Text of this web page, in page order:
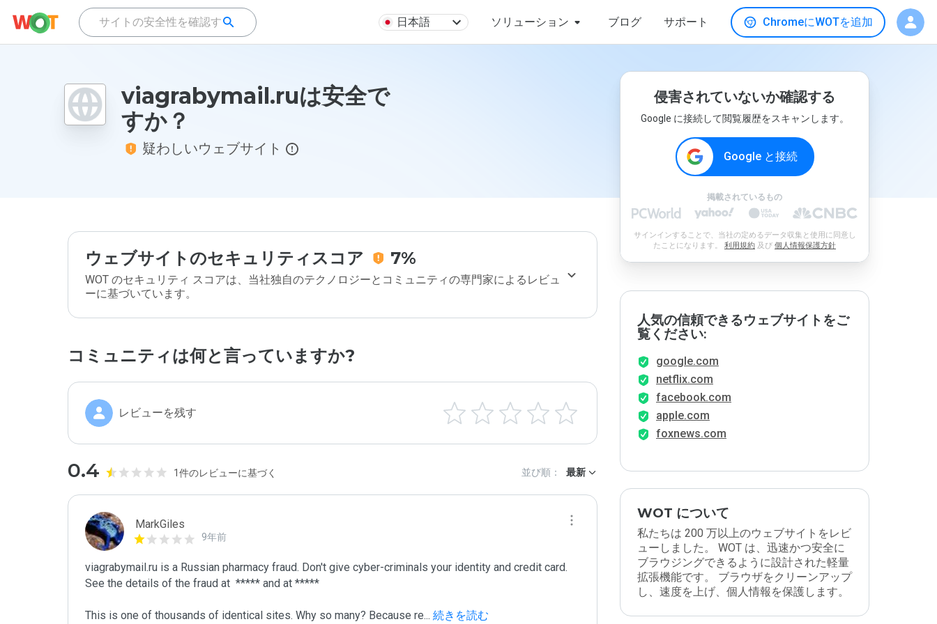
日本語 ソリューション ブログ サポート ChromeにWOTを追加
viagrabymail.ruは安全で
すか？
疑わしいウェブサイト
ウェブサイトのセキュリティスコア 7%
WOT のセキュリティ スコアは、当社独自のテクノロジーとコミュニティの専門家によるレビュ
ーに基づいています。
コミュニティは何と言っていますか?
レビューを残す
0.4 1件のレビューに基づく 並び順： 最新
MarkGiles
9年前
viagrabymail.ru is a Russian pharmacy fraud. Don't give cyber-criminals your identity and credit card.
See the details of the fraud at  ***** and at *****
This is one of thousands of identical sites. Why so many? Because re... 続きを読む
侵害されていないか確認する
Google に接続して閲覧履歴をスキャンします。
Google と接続
掲載されているもの
サインインすることで、当社の定めるデータ収集と使用に同意し
たことになります。 利用規約 及び 個人情報保護方針
人気の信頼できるウェブサイトをご
覧ください:
google.com
netflix.com
facebook.com
apple.com
foxnews.com
WOT について
私たちは 200 万以上のウェブサイトをレビ
ューしました。 WOT は、迅速かつ安全に
ブラウジングできるように設計された軽量
拡張機能です。 ブラウザをクリーンアップ
し、速度を上げ、個人情報を保護します。